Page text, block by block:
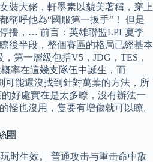
裝大佬，軒墨素以貌美著稱，穿上
稱呼他為“國服第一扳手”！ 但是
播，… 前言：英雄聯盟LPL夏季
後半段，整個賽區的格局已經基本
第一層級包括V5，JDG，TES，
率在這幾支隊伍中誕生，而
能還沒找到針對萬葉的方法，所
好處實在是太多瞭，沒有辦法一
怪也沒用，隻要有增傷就可以瞭。
團
玩时生效。 普通攻击与重击命中敌